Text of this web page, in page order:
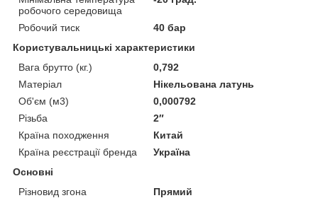
робочого середовища
Робочий тиск
40 бар
Користувальницькі характеристики
Вага брутто (кг.)
0,792
Матеріал
Нікельована латунь
Об'єм (м3)
0,000792
Різьба
2″
Країна походження
Китай
Країна реєстрації бренда
Україна
Основні
Різновид згона
Прямий